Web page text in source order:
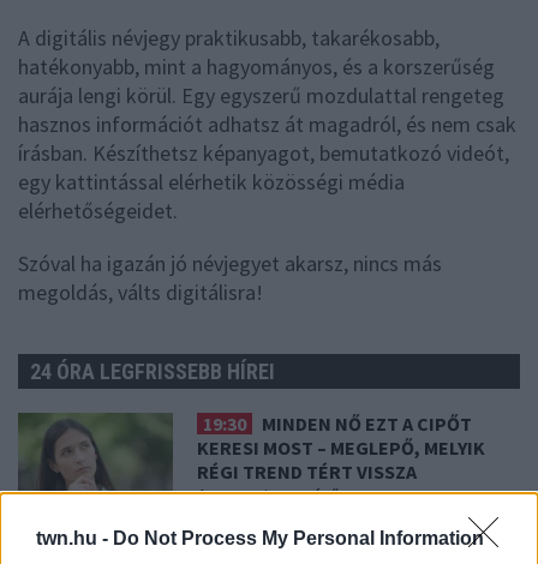
twn.hu - Do Not Process My Personal Information
A digitális névjegy praktikusabb, takarékosabb,
hatékonyabb, mint a hagyományos, és a korszerűség
aurája lengi körül. Egy egyszerű mozdulattal rengeteg
hasznos információt adhatsz át magadról, és nem csak
írásban. Készíthetsz képanyagot, bemutatkozó videót,
egy kattintással elérhetik közösségi média
elérhetőségeidet.
Szóval ha igazán jó névjegyet akarsz, nincs más
megoldás, válts digitálisra!
24 ÓRA LEGFRISSEBB HÍREI
19:30
MINDEN NŐ EZT A CIPŐT
KERESI MOST – MEGLEPŐ, MELYIK
RÉGI TREND TÉRT VISSZA
A nagy visszatérő